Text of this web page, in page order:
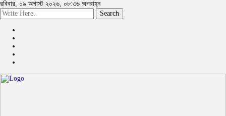
রবিবার, ০৯ অগাস্ট ২০২৬, ০৮:৩৬ অপরাহ্ন
Search